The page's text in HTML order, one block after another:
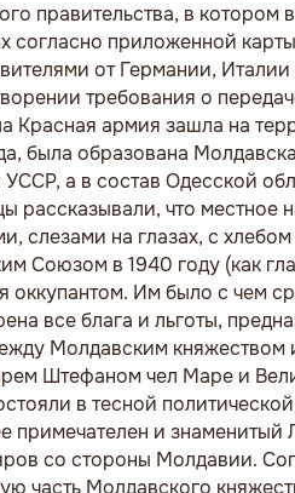
правительства, в
согласно приложенной
от Германии,
требования о
Красная армия зашла на
была образована
УССР, а в состав Одесской
рассказывали, что местное
слезами на глазах, с
Союзом в 1940 году (как
оккупантом. Им было с чем
все блага и льготы,
Молдавским княжеством
Штефаном чел Маре и
в тесной
примечателен и знаменитый
со стороны Молдавии.
часть Молдавского